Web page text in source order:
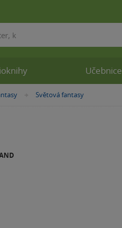
»
Světová fantasy
Učebnice